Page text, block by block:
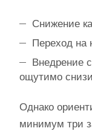
Снижение
Переход на
Внедрение
ощутимо
Однако
минимум три